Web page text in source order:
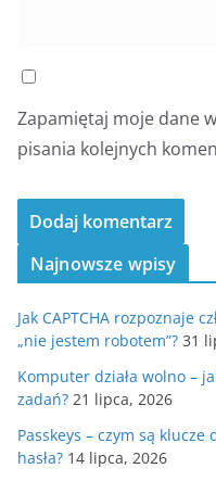
Zapamiętaj moje dane
pisania kolejnych
Najnowsze wpisy
Jak CAPTCHA rozpoznaje
„nie jestem robotem”? 31
Komputer działa wolno –
zadań? 21 lipca, 2026
Passkeys – czym są
hasła? 14 lipca, 2026